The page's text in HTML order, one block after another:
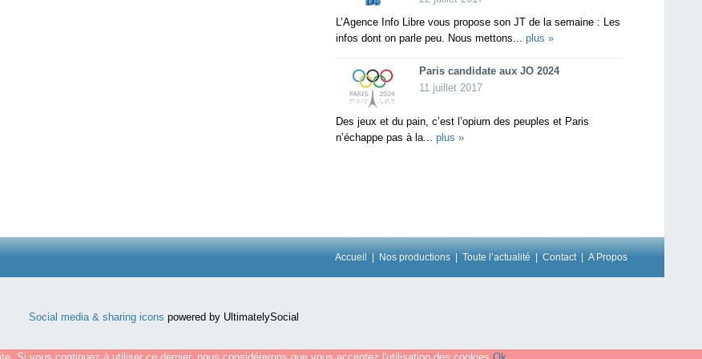
L’Agence Info Libre vous propose son JT de la semaine : Les
infos dont on parle peu. Nous mettons... plus »
Paris candidate aux JO 2024
11 juillet 2017
Des jeux et du pain, c’est l’opium des peuples et Paris
n’échappe pas à la... plus »
Accueil Nos productions Toute l’actualité Contact A Propos
Social media & sharing icons powered by UltimatelySocial